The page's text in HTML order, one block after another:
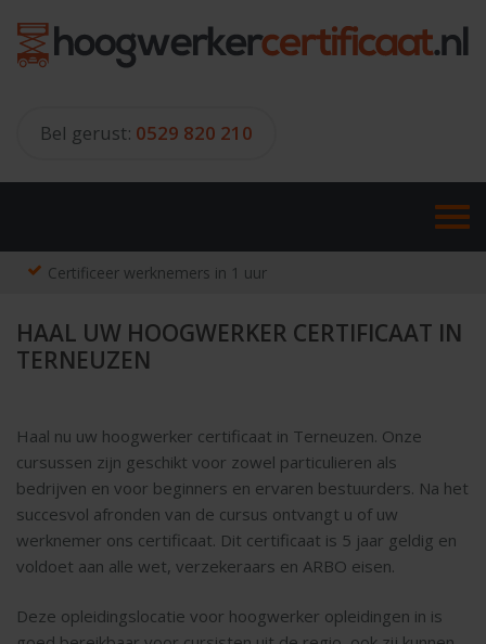
content
Bel gerust: 0529 820 210
Certificeer werknemers in 1 uur
HAAL UW HOOGWERKER CERTIFICAAT IN
TERNEUZEN
Haal nu uw hoogwerker certificaat in Terneuzen. Onze
cursussen zijn geschikt voor zowel particulieren als
bedrijven en voor beginners en ervaren bestuurders. Na het
succesvol afronden van de cursus ontvangt u of uw
werknemer ons certificaat. Dit certificaat is 5 jaar geldig en
voldoet aan alle wet, verzekeraars en ARBO eisen.
Deze opleidingslocatie voor hoogwerker opleidingen in is